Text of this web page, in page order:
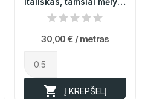
30,00 € / metras
 Į KREPŠELĮ